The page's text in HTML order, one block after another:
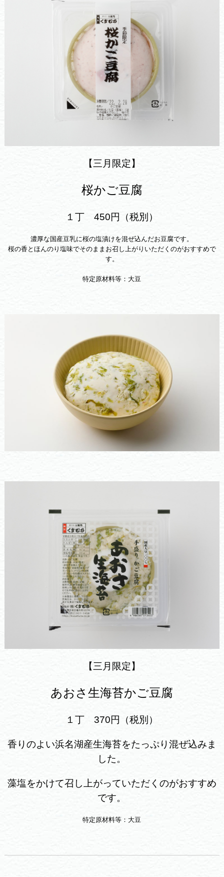
【三月限定】
桜かご豆腐
１丁 450円（税別）
濃厚な国産豆乳に桜の塩漬けを混ぜ込んだお豆腐です。
桜の香とほんのり塩味でそのままお召し上がりいただくのがおすすめで
す。
特定原材料等：大豆
【三月限定】
あおさ生海苔かご豆腐
１丁 370円（税別）
香りのよい浜名湖産生海苔をたっぷり混ぜ込みま
した。
藻塩をかけて召し上がっていただくのがおすすめ
です。
特定原材料等：大豆